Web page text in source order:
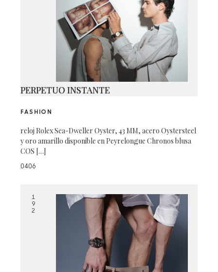
PERPETUO INSTANTE
FASHION
reloj Rolex Sea-Dweller Oyster, 43 MM, acero Oystersteel
y oro amarillo disponible en Peyrelongue Chronos blusa
COS […]
0406
1
9
2